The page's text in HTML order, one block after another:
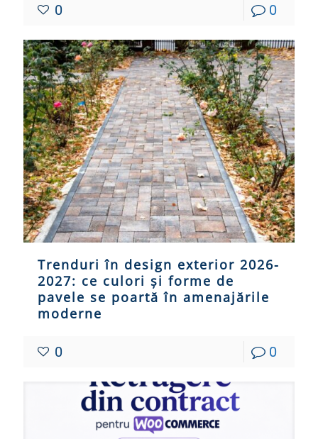
0 0
Trenduri în design exterior 2026-
2027: ce culori și forme de
pavele se poartă în amenajările
moderne
0 0